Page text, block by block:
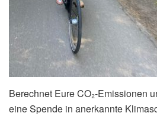
Berechnet Eure CO₂-Emissionen
eine Spende in anerkannte